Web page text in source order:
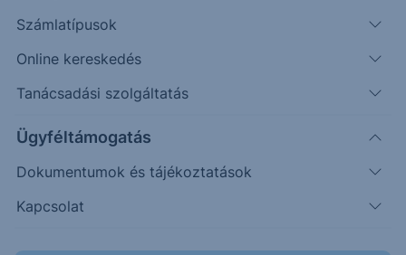
Számlatípusok
Online kereskedés
Tanácsadási szolgáltatás
Ügyféltámogatás
Dokumentumok és tájékoztatások
Kapcsolat
3.0500